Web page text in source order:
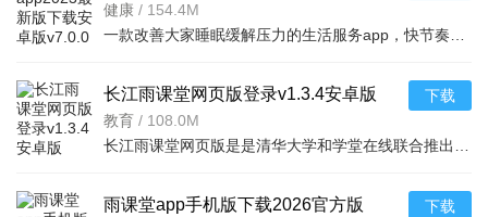
v7.0.0最新版
健康 / 154.4M
长江雨课堂网页版登录v1.3.4安卓版
教育 / 108.0M
下载
雨课堂app手机版下载2026官方版
下载